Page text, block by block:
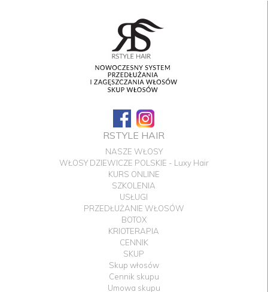
RSTYLE HAIR
NASZE WŁOSY
WŁOSY DZIEWICZE POLSKIE - Luxy Hair
KURS ONLINE
SZKOLENIA
USŁUGI
PRZEDŁUŻANIE WŁOSÓW
BOTOX
KRIOTERAPIA
CENNIK
SKUP
Skup włosów
Cennik skupu
Umowa skupu